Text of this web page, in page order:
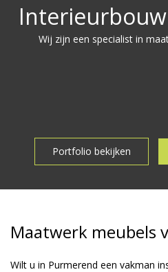
Wij zijn een specialist in
Portfolio bekijken
Maatwerk meubels
Wilt u in Purmerend een vakman